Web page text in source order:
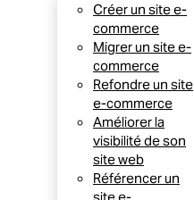
Créer un site e-
commerce
Migrer un site e-
commerce
Refondre un site
e-commerce
Améliorer la
visibilité de son
site web
Référencer un